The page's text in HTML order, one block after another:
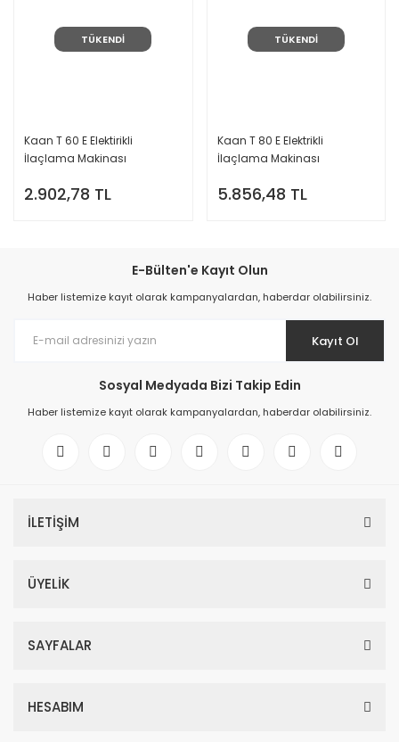
TÜKENDİ
Kaan T 60 E Elektirikli
İlaçlama Makinası
2.902,78 TL
TÜKENDİ
Kaan T 80 E Elektrikli
İlaçlama Makinası
5.856,48 TL
E-Bülten'e Kayıt Olun
Haber listemize kayıt olarak kampanyalardan, haberdar olabilirsiniz.
Kayıt Ol
Sosyal Medyada Bizi Takip Edin
Haber listemize kayıt olarak kampanyalardan, haberdar olabilirsiniz.
İLETİŞİM
ÜYELİK
SAYFALAR
HESABIM